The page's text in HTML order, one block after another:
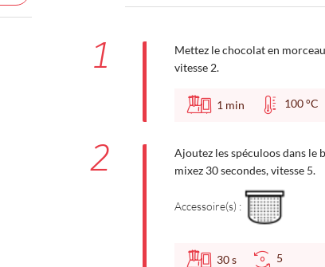
1
Mettez le chocolat en
vitesse 2.
1 min 100
2
Ajoutez les spéculoos dans le
mixez 30 secondes, vitesse 5.
Accessoire(s) :
30s 5